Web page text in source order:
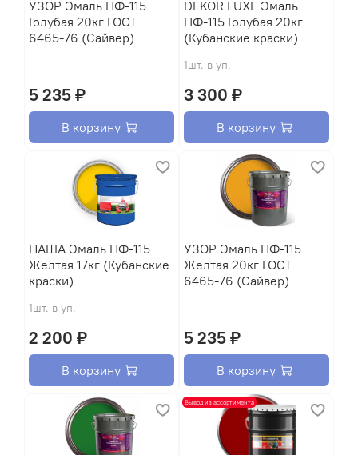
УЗОР Эмаль ПФ-115
Голубая 20кг ГОСТ
6465-76 (Сайвер)
5 235 ₽
В корзину
DEKOR LUXE Эмаль
ПФ-115 Голубая 20кг
(Кубанские краски)
1шт. в уп.
3 300 ₽
В корзину
HАША Эмаль ПФ-115
Желтая 17кг (Кубанские
краски)
1шт. в уп.
2 200 ₽
В корзину
УЗОР Эмаль ПФ-115
Желтая 20кг ГОСТ
6465-76 (Сайвер)
5 235 ₽
В корзину
Вывод из ассортимента